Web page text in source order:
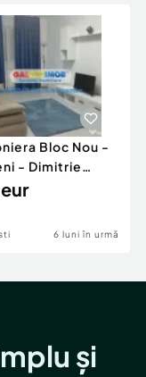
Bloc Nou -
- Dimitrie
6 luni în urmă
și